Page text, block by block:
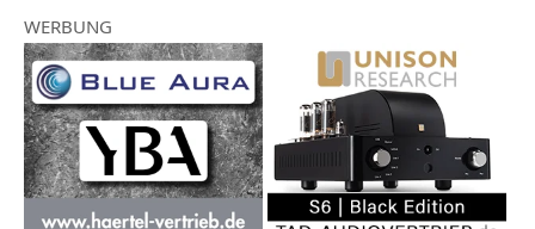
WERBUNG